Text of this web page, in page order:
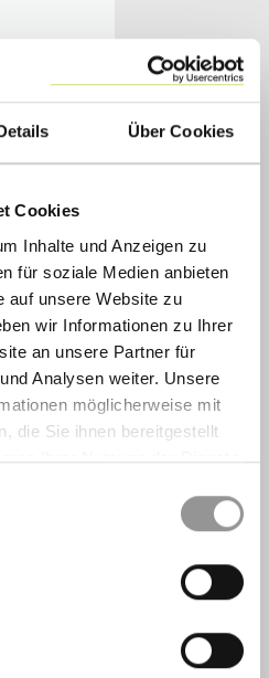
Über Cookies
Cookies
Inhalte und Anzeigen zu
für soziale Medien anbieten
auf unsere Website zu
wir Informationen zu Ihrer
an unsere Partner für
Analysen weiter. Unsere
möglicherweise mit
die Sie ihnen bereitgestellt
Ihrer Nutzung der Dienste